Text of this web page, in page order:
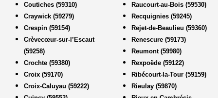
Coutiches (59310)
Craywick (59279)
Crespin (59154)
Crèvecœur-sur-l’Escaut
(59258)
Crochte (59380)
Croix (59170)
Croix-Caluyau (59222)
Raucourt-au-Bois (59530)
Recquignies (59245)
Rejet-de-Beaulieu (59360)
Renescure (59173)
Reumont (59980)
Rexpoëde (59122)
Ribécourt-la-Tour (59159)
Rieulay (59870)